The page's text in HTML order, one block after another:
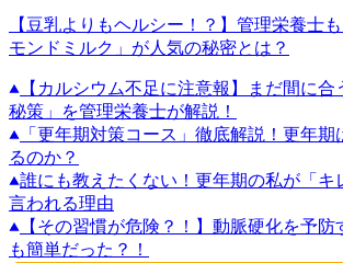
【豆乳よりもヘルシー！？】管理栄養士
モンドミルク」が人気の秘密とは？
【カルシウム不足に注意報】まだ間に
秘策」を管理栄養士が解説！
「更年期対策コース」徹底解説！更年期
るのか？
誰にも教えたくない！更年期の私が「キ
言われる理由
【その習慣が危険？！】動脈硬化を予防
も簡単だった？！